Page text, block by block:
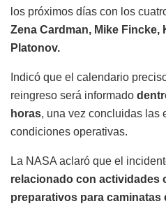
los próximos días con los
Zena Cardman, Mike Fincke,
Platonov.
Indicó que el calendario
reingreso será informado
horas, una vez concluidas las
condiciones operativas.
La NASA aclaró que el
relacionado con actividades
preparativos para caminatas